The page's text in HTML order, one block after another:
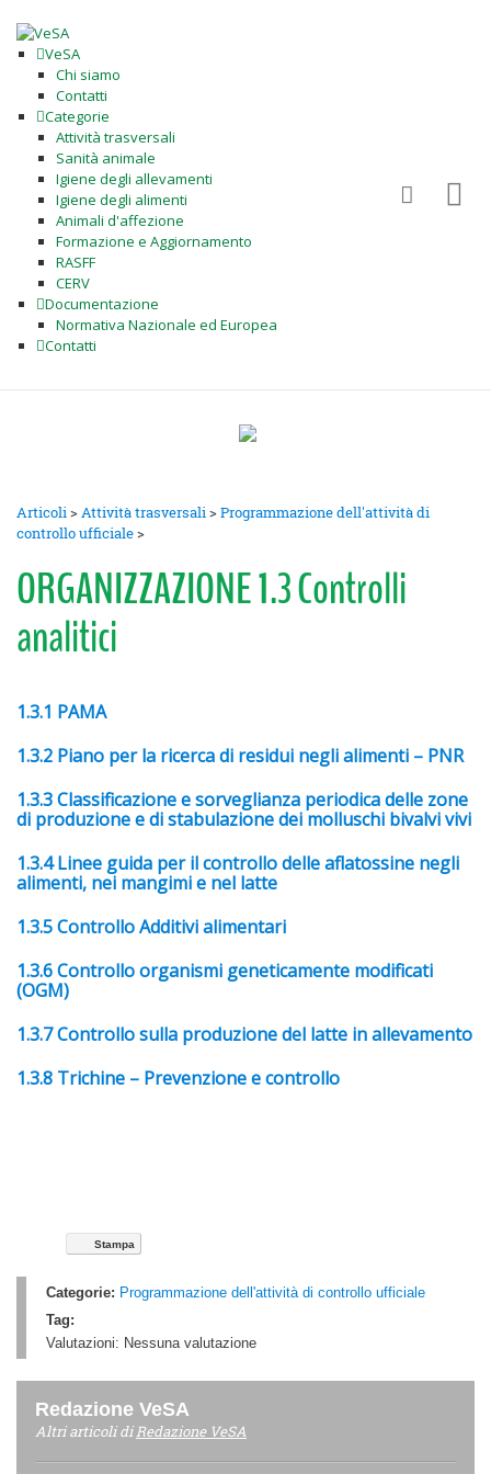
VeSA
Chi siamo
Contatti
Categorie
Attività trasversali
Sanità animale
Igiene degli allevamenti
Igiene degli alimenti
Animali d'affezione
Formazione e Aggiornamento
RASFF
CERV
Documentazione
Normativa Nazionale ed Europea
Contatti
Articoli>Attività trasversali>Programmazione dell'attività di
controllo ufficiale>
ORGANIZZAZIONE 1.3 Controlli
analitici
1.3.1 PAMA
1.3.2 Piano per la ricerca di residui negli alimenti – PNR
1.3.3 Classificazionee sorveglianza periodica delle zone
di produzione e di stabulazione dei molluschi bivalvi vivi
1.3.4 Linee guida per il controllo delle aflatossine negli
alimenti, nei mangimi e nel latte
1.3.5 Controllo Additivi alimentari
1.3.6 Controllo organismi geneticamente modificati
(OGM)
1.3.7 Controllo sulla produzione del latte in allevamento
1.3.8 Trichine – Prevenzione e controllo
Stampa
Categorie: Programmazione dell'attività di controllo ufficiale
Tag:
Valutazioni: Nessuna valutazione
Redazione VeSA
Altri articoli diRedazione VeSA